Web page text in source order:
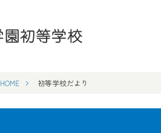
HOME 初等学校だより